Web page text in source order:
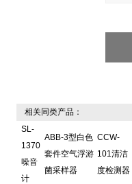
相关同类产品：
SL-
1370
噪音
计
ABB-3型白色
套件空气浮游
菌采样器
CCW-
101清洁
度检测器